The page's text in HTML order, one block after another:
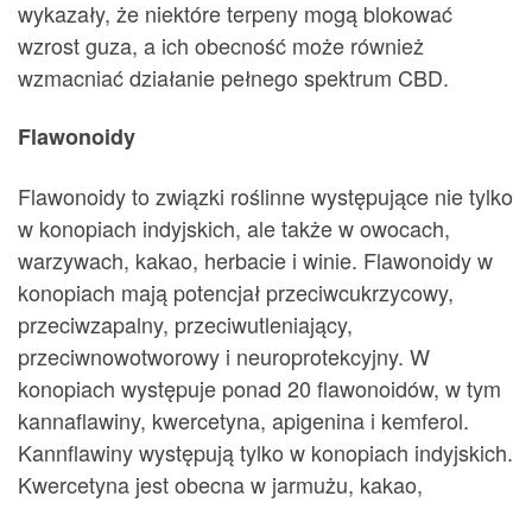
wykazały, że niektóre terpeny mogą blokować
wzrost guza, a ich obecność może również
wzmacniać działanie pełnego spektrum CBD.
Flawonoidy
Flawonoidy to związki roślinne występujące nie tylko
w konopiach indyjskich, ale także w owocach,
warzywach, kakao, herbacie i winie. Flawonoidy w
konopiach mają potencjał przeciwcukrzycowy,
przeciwzapalny, przeciwutleniający,
przeciwnowotworowy i neuroprotekcyjny. W
konopiach występuje ponad 20 flawonoidów, w tym
kannaflawiny, kwercetyna, apigenina i kemferol.
Kannflawiny występują tylko w konopiach indyjskich.
Kwercetyna jest obecna w jarmużu, kakao,